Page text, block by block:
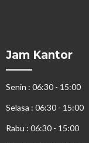
Jam Kantor
Senin : 06:30 - 15:00
Selasa : 06:30 - 15:00
Rabu : 06:30 - 15:00